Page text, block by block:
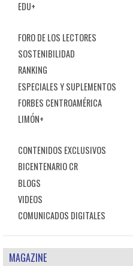
EDU+
FORO DE LOS LECTORES
SOSTENIBILIDAD
RANKING
ESPECIALES Y SUPLEMENTOS
FORBES CENTROAMÉRICA
LIMÓN+
CONTENIDOS EXCLUSIVOS
BICENTENARIO CR
BLOGS
VIDEOS
COMUNICADOS DIGITALES
MAGAZINE